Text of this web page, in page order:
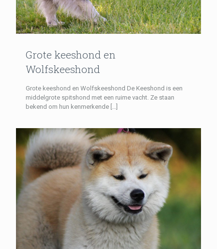
Grote keeshond en
Wolfskeeshond
Grote keeshond en Wolfskeeshond De Keeshond is een
middelgrote spitshond met een ruime vacht. Ze staan ​​
bekend om hun kenmerkende […]